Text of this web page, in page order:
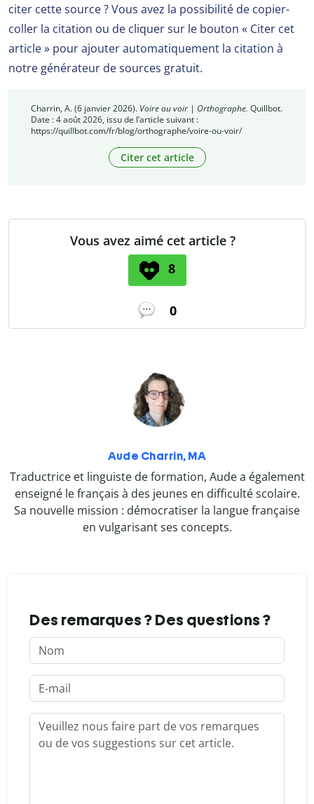
citer cette source ? Vous avez la possibilité de copier-
coller la citation ou de cliquer sur le bouton « Citer cet
article » pour ajouter automatiquement la citation à
notre générateur de sources gratuit.
Charrin, A. (6 janvier 2026). Voire ou voir | Orthographe. Quillbot.
Date : 4 août 2026, issu de l’article suivant :
https://quillbot.com/fr/blog/orthographe/voire-ou-voir/
Citer cet article
Vous avez aimé cet article ?
8
0
Aude Charrin, MA
Traductrice et linguiste de formation, Aude a également
enseigné le français à des jeunes en difficulté scolaire.
Sa nouvelle mission : démocratiser la langue française
en vulgarisant ses concepts.
Des remarques ? Des questions ?